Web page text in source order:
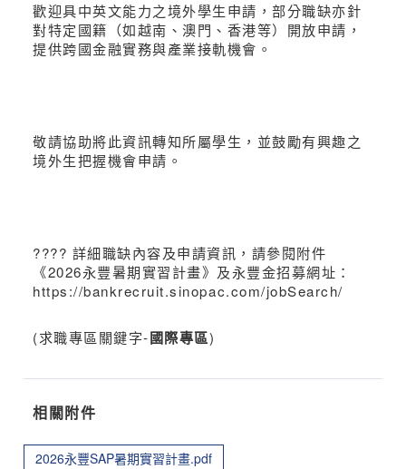
歡迎具中英文能力之境外學生申請，部分職缺亦針
對特定國籍（如越南、澳門、香港等）開放申請，
提供跨國金融實務與產業接軌機會。
敬請協助將此資訊轉知所屬學生，並鼓勵有興趣之
境外生把握機會申請。
???? 詳細職缺內容及申請資訊，請參閱附件
《2026永豐暑期實習計畫》及永豐金招募網址：
https://bankrecruit.sinopac.com/jobSearch/
(求職專區關鍵字-國際專區)
相關附件
2026永豐SAP暑期實習計畫.pdf